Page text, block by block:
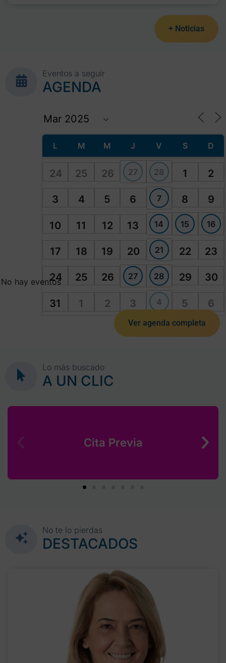
+ Noticias
Eventos a seguir
AGENDA
L M M J V S D
24 25 26 27 28 1 2
3 4 5 6 7 8 9
10 11 12 13 14 15 16
17 18 19 20 21 22 23
24 25 26 27 28 29 30
31 1 2 3 4 5 6
No hay eventos
Ver agenda completa
Lo más buscado
A UN CLIC
Cita Previa
No te lo pierdas
DESTACADOS